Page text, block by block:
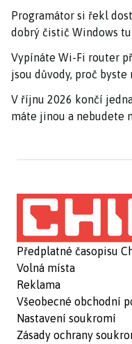
Programátor si řekl
dobrý čistič Windows
Vypínáte Wi-Fi router
jsou důvody, proč byste
V říjnu 2026 končí
máte jinou a nebudete
Předplatné časopisu
Volná místa
Reklama
Všeobecné obchodní
Nastavení soukromí
Zásady ochrany